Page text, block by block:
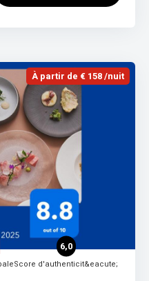
À partir de € 158 /nuit
6,0
Score d'authenticit&eacute;